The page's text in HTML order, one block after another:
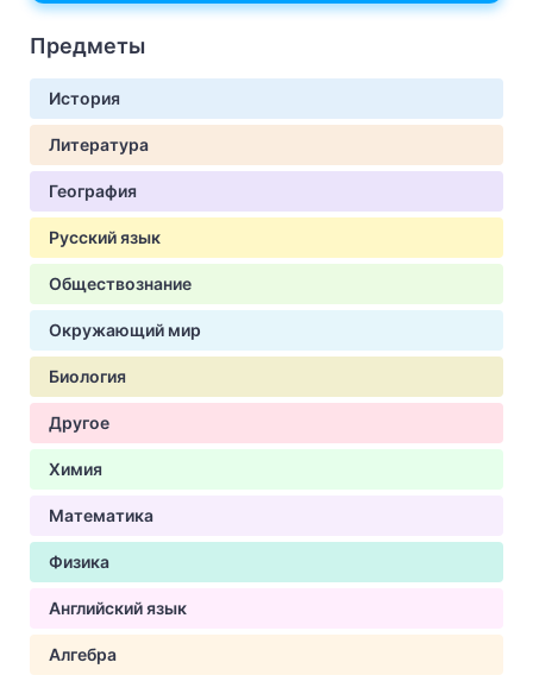
Предметы
История
Литература
География
Русский язык
Обществознание
Окружающий мир
Биология
Другое
Химия
Математика
Физика
Английский язык
Алгебра